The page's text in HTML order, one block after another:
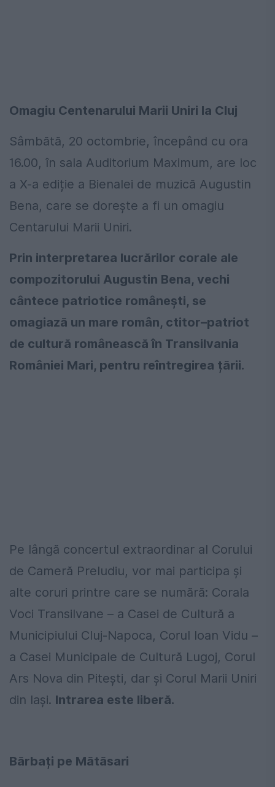
Omagiu Centenarului Marii Uniri la Cluj
Sâmbătă, 20 octombrie, începând cu ora
16.00, în sala Auditorium Maximum, are loc
a X-a ediție a Bienalei de muzică Augustin
Bena, care se dorește a fi un omagiu
Centarului Marii Uniri.
Prin interpretarea lucrărilor corale ale
compozitorului Augustin Bena, vechi
cântece patriotice românești, se
omagiază un mare român, ctitor–patriot
de cultură românească în Transilvania
României Mari, pentru reîntregirea țării.
Pe lângă concertul extraordinar al Corului
de Cameră Preludiu, vor mai participa și
alte coruri printre care se numără: Corala
Voci Transilvane – a Casei de Cultură a
Municipiului Cluj-Napoca, Corul Ioan Vidu –
a Casei Municipale de Cultură Lugoj, Corul
Ars Nova din Pitești, dar și Corul Marii Uniri
din Iași. Intrarea este liberă.
Bărbați pe Mătăsari